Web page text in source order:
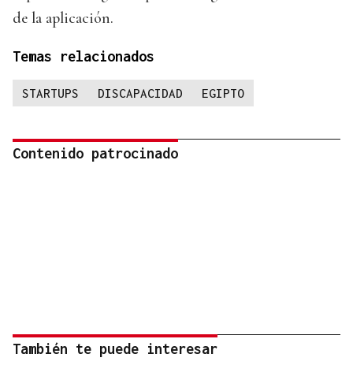
de la aplicación.
Temas relacionados
STARTUPS DISCAPACIDAD EGIPTO
Contenido patrocinado
También te puede interesar